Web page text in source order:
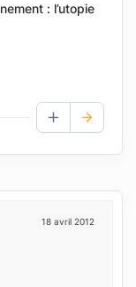
: l’utopie
AJOUTER
18 avril 2012